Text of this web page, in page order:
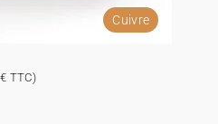
Cuivre
TTC)